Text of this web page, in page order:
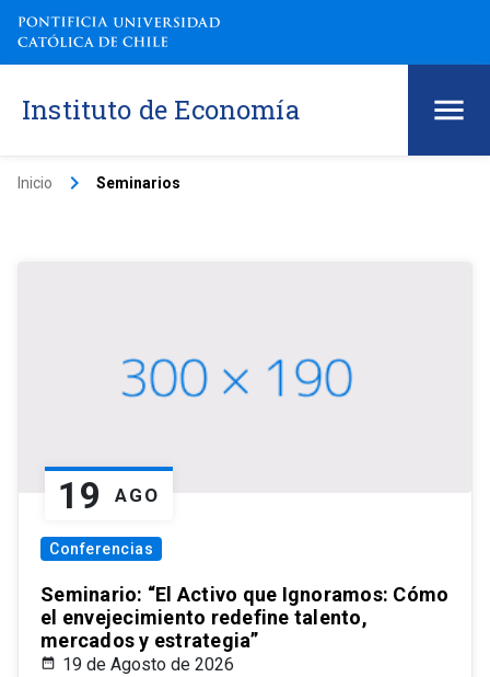
Instituto de Economía
Inicio keyboard_arrow_right Seminarios
19 AGO
Conferencias
Seminario: “El Activo que Ignoramos: Cómo
el envejecimiento redefine talento,
mercados y estrategia”
19 de Agosto de 2026